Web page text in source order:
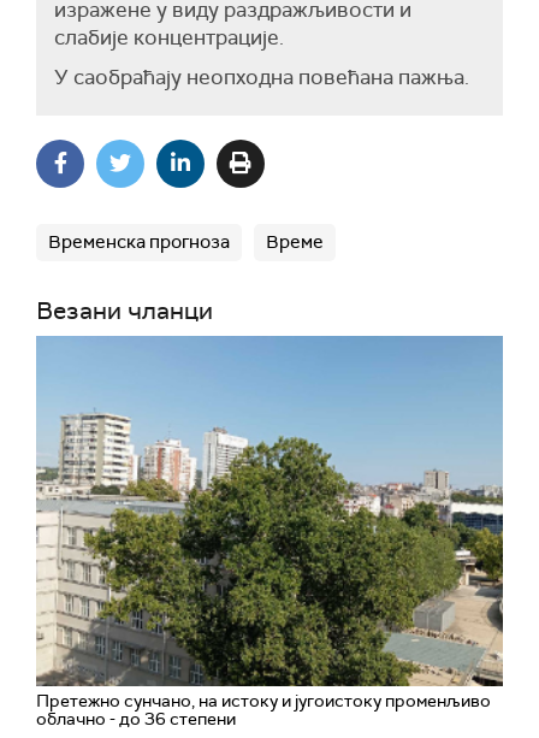
изражене у виду раздражљивости и
слабије концентрације.
У саобраћају неопходна повећана пажња.
Временска прогноза Време
Везани чланци
Претежно сунчано, на истоку и југоистоку променљиво
облачно - до 36 степени